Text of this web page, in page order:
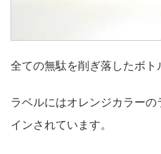
全ての無駄を削ぎ落したボト
ラベルにはオレンジカラー
インされています。